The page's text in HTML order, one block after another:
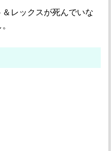
レックスが死んでいな